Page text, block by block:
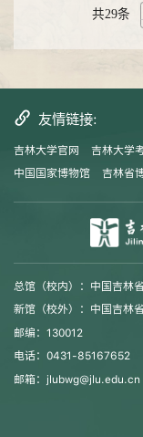
共29条
友情链接:
吉林大学官网 吉林大学
中国国家博物馆
吉林省
总馆（校内）：中国吉林
新馆（校外）：中国吉林
邮编：130012
电话：0431-85167652
邮箱：jlubwg@jlu.edu.cn